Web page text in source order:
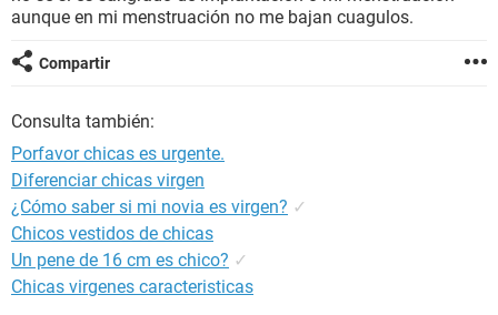
SEXUALIDAD
GLOSARIO
aunque en mi menstruación no me bajan cuagulos.
Compartir
Consulta también:
Porfavor chicas es urgente.
Diferenciar chicas virgen
¿Cómo saber si mi novia es virgen? ✓
Chicos vestidos de chicas
Un pene de 16 cm es chico? ✓
Chicas virgenes caracteristicas